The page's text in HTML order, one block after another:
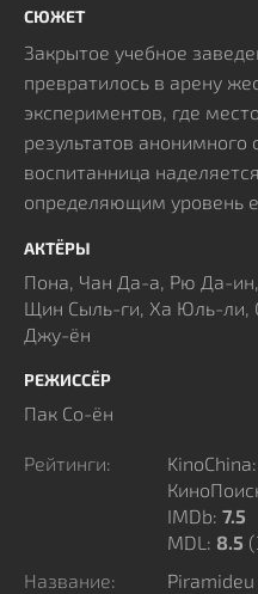
СЮЖЕТ
Закрытое учебное
превратилось в арену
экспериментов, где
результатов анонимного
воспитанница
определяющим уровень
превращаются в
сталкиваясь с агрессией
структура поощряет
официальным средством
Новенькой предстоит
ненависти и рискнуть
объединить
деспотичного режима в
противостоянии? Когда
репутация, но и само
АКТЁРЫ
Пона, Чан Да-а, Рю Да-
Щин Сыль-ги, Ха Юль-ли,
Джу-ён
РЕЖИССЁР
Пак Со-ён
Рейтинги: KinoChina:
IMDb: 7.5
MDL: 8.5
Название: